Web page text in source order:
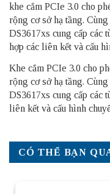
khe cắm PCIe 3.0 cho
rộng cơ sở hạ tầng.
DS3617xs cung cấp các
hợp các liên kết và cấu
Khe cắm PCIe 3.0 cho
rộng cơ sở hạ tầng.
DS3617xs cung cấp các
liên kết và cấu hình
CÓ THỂ BẠN